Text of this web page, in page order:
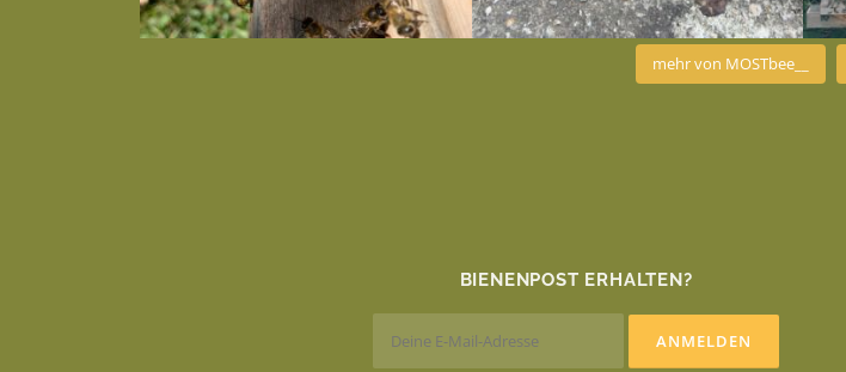
mehr von MOSTbee__
BIENENPOST ERHALTEN?